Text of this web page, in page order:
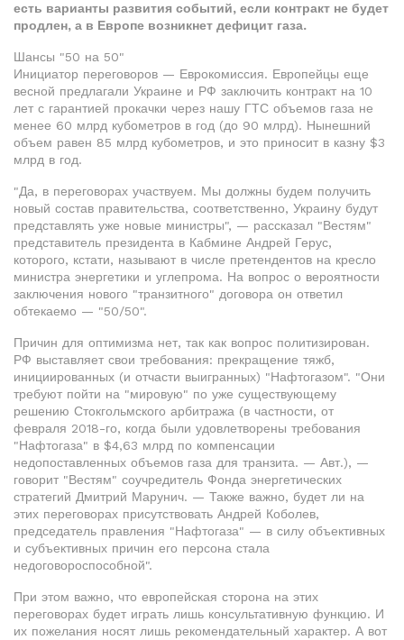
есть варианты развития событий, если контракт не будет
продлен, а в Европе возникнет дефицит газа.
Шансы "50 на 50"
Инициатор переговоров — Еврокомиссия. Европейцы еще
весной предлагали Украине и РФ заключить контракт на 10
лет с гарантией прокачки через нашу ГТС объемов газа не
менее 60 млрд кубометров в год (до 90 млрд). Нынешний
объем равен 85 млрд кубометров, и это приносит в казну $3
млрд в год.
"Да, в переговорах участвуем. Мы должны будем получить
новый состав правительства, соответственно, Украину будут
представлять уже новые министры", — рассказал "Вестям"
представитель президента в Кабмине Андрей Герус,
которого, кстати, называют в числе претендентов на кресло
министра энергетики и углепрома. На вопрос о вероятности
заключения нового "транзитного" договора он ответил
обтекаемо — "50/50".
Причин для оптимизма нет, так как вопрос политизирован.
РФ выставляет свои требования: прекращение тяжб,
инициированных (и отчасти выигранных) "Нафтогазом". "Они
требуют пойти на "мировую" по уже существующему
решению Стокгольмского арбитража (в частности, от
февраля 2018-го, когда были удовлетворены требования
"Нафтогаза" в $4,63 млрд по компенсации
недопоставленных объемов газа для транзита. — Авт.), —
говорит "Вестям" соучредитель Фонда энергетических
стратегий Дмитрий Марунич. — Также важно, будет ли на
этих переговорах присутствовать Андрей Коболев,
председатель правления "Нафтогаза" — в силу объективных
и субъективных причин его персона стала
недоговороспособной".
При этом важно, что европейская сторона на этих
переговорах будет играть лишь консультативную функцию. И
их пожелания носят лишь рекомендательный характер. А вот